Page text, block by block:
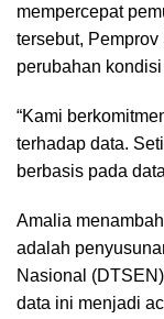
mempercepat
tersebut,
perubahan
“Kami
terhadap data.
berbasis pada
Amalia
adalah
Nasional
data ini menjadi